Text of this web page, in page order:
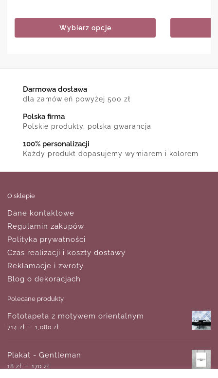
Wybierz opcje
Darmowa dostawa
dla zamówień powyżej 500 zł
Polska firma
Polskie produkty, polska gwarancja
100% personalizacji
Każdy produkt dopasujemy wymiarem i kolorem
O sklepie
Dane kontaktowe
Regulamin zakupów
Polityka prywatności
Czas realizacji i koszty dostawy
Reklamacje i zwroty
Blog o dekoracjach
Polecane produkty
Fototapeta z motywem orientalnym
714 zł – 1,080 zł
Plakat - Gentleman
18 zł – 170 zł